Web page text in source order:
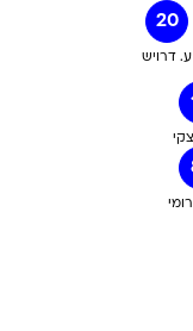
20
ע. דרויש